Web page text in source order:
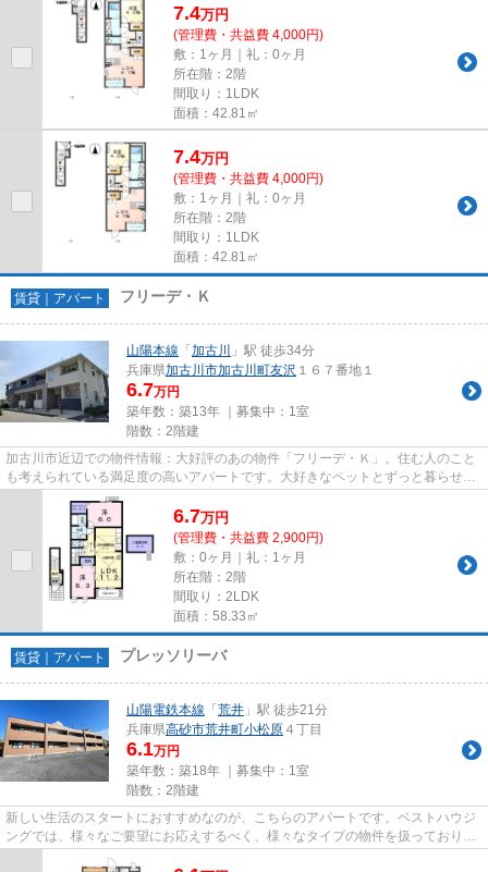
7.4万円
(管理費・共益費 4,000円)
敷：1ヶ月｜礼：0ヶ月
所在階：2階
間取り：1LDK
面積：42.81㎡
7.4万円
(管理費・共益費 4,000円)
敷：1ヶ月｜礼：0ヶ月
所在階：2階
間取り：1LDK
面積：42.81㎡
賃貸｜アパート フリーデ・Ｋ
山陽本線 「 加古川
」駅 徒歩34分
兵庫県加古川市加古川町友沢 １６７番地１
6.7万円
築年数：築13年 ｜募集中： 1室
階数：2階建
加古川市近辺での物件情報：大好評のあの物件「フリーデ・Ｋ」。住む人のこと
も考えられている満足度の高いアパートです。大好きなペットとずっと暮らせる
ペット対応の物件です。ベス...
6.7万円
(管理費・共益費 2,900円)
敷：0ヶ月｜礼：1ヶ月
所在階：2階
間取り：2LDK
面積：58.33㎡
賃貸｜アパート プレッソリーバ
山陽電鉄本線 「 荒井 」駅 徒歩21分
兵庫県高砂市荒井町小松原 ４丁目
6.1万円
築年数：築18年 ｜募集中： 1室
階数：2階建
新しい生活のスタートにおすすめなのが、こちらのアパートです。ベストハウジ
ングでは、様々なご要望にお応えするべく、様々なタイプの物件を扱っておりま
す。どうぞお気軽にご利用く...